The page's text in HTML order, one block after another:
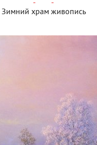
Зимний храм живопись